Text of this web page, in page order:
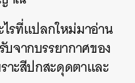
รที่แปลกใหม่มาอ่าน
จากบรรยากาศของ
าะสีปกสะดุดตาและ